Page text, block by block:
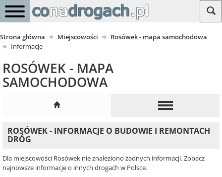
Strona główna Miejscowości
Rosówek - mapa samochodowa
Informacje
ROSÓWEK - MAPA
SAMOCHODOWA
ROSÓWEK - INFORMACJE O BUDOWIE I REMONTACH
DRÓG
Dla miejscowości Rosówek nie znaleziono żadnych informacji. Zobacz
najnowsze informacje o innych drogach w Polsce.